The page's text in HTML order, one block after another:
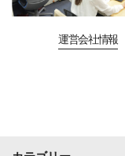
運営会社情報